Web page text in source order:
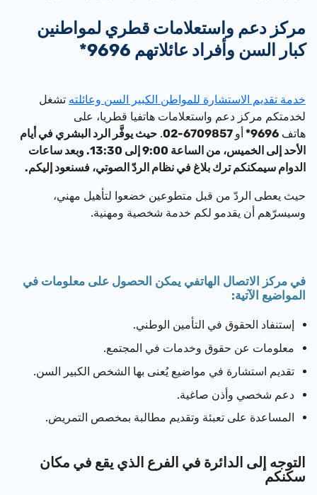
مركز دعم واستعلامات قطري لمواطنين
كبار السن وأفراد عائلاتهم 9696*
خدمة تقديم الاستشارة للمواطن الكبير السن وعائلتهتشغل
لخدمتكم مركز دعم واستعلامات هاتفيا قطريا، على
هاتف9696* أو .حيث يوفَّر الرد البشري في أيام
الأحد إلى الخميس، من الساعة 9:00 إلى 13:30. وبعد ساعات
الدوام سيمكنكم ترك بلاغ في نظام الردّ الصوتي، فسنعود إليكم.
حيث يعطى الردّ من قبل متطوعين خضعوا لتأهيل مهني،
وسيسرّهم أن يقدمو لكم خدمة شخصية ومهنية.
في مركز الاتصال الهاتفي يمكن الحصول على معلومات في
المواضيع الآتية:
إستنفاد الحقوق في التأمين الوطني.
معلومات عن حقوق وخدمات في المجتمع.
تقديم استشارة في مواضيع يُعنى بها الشخص الكبير السن.
دعم شخصي وأذن صاغية.
المساعدة على تعبئة وتقديم مطالبة بمخصص التمريض.
التوجه إلى الدائرة في الفرع الذي يقع في مكان
سكنكم